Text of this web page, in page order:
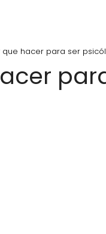
que hacer para ser